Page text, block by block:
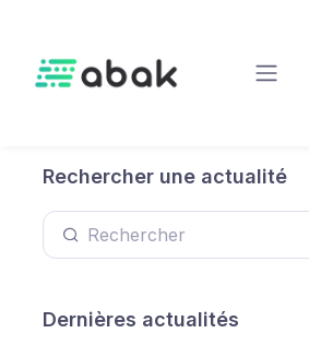
Rechercher une actualité
Dernières actualités